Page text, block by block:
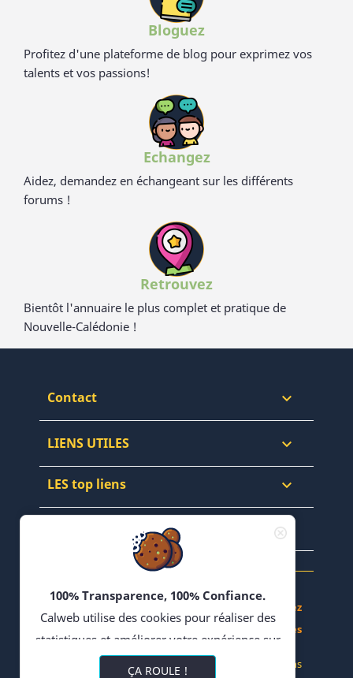
Bloguez
Profitez d'une plateforme de blog pour exprimez vos
talents et vos passions!
Echangez
Aidez, demandez en échangeant sur les différents
forums !
Retrouvez
Bientôt l'annuaire le plus complet et pratique de
Nouvelle-Calédonie !
Contact 
LIENS UTILES 
LES top liens 
NEWSLETTERS & WEB 
100% Transparence, 100% Confiance.
Calweb utilise des cookies pour réaliser des
statistiques et améliorer votre expérience sur
son site. En poursuivant votre navigation,
ÇA ROULE !
Achetez, Vendez - Échangez en Forums - Bloguez
- Partagez vos Recettes
© 2022 CALWEB Réalisation Impulsions